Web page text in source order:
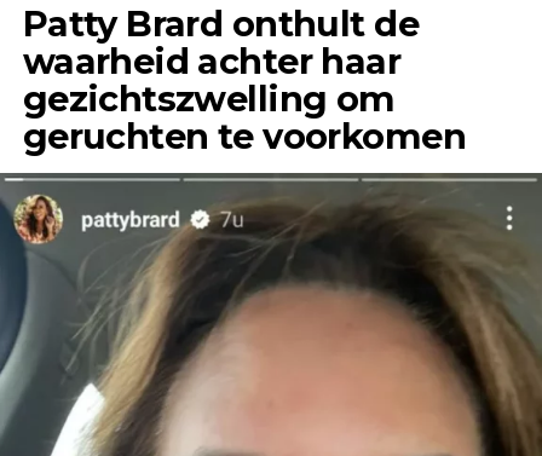
“Het enige wat ik jaren geleden, toen ik Jeroen
nog helemaal niet kende, wel eens had gehoord,
was dat hij een flirt was en altijd ontrouw was,”
vertelt Anouk in gesprek met &C.
Patty Brard onthult de
waarheid achter haar
gezichtszwelling om
geruchten te voorkomen